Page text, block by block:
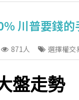
川普要錢
871人 選擇權交
盤走勢